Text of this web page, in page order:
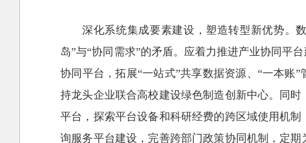
深化系统集成要素建设，塑造转型新优势。
岛”与“协同需求”的矛盾。应着力推进产业协同平
协同平台，拓展“一站式”共享数据资源、“一本账
持龙头企业联合高校建设绿色制造创新中心。同
平台，探索平台设备和科研经费的跨区域使用机
询服务平台建设，完善跨部门政策协同机制，定